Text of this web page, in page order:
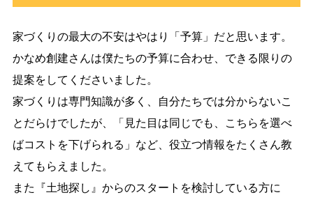
家づくりの最大の不安はやはり「予算」だと思います。
かなめ創建さんは僕たちの予算に合わせ、できる限りの
提案をしてくださいました。
家づくりは専門知識が多く、自分たちでは分からないこ
とだらけでしたが、「見た目は同じでも、こちらを選べ
ばコストを下げられる」など、役立つ情報をたくさん教
えてもらえました。
また『土地探し』からのスタートを検討している方に